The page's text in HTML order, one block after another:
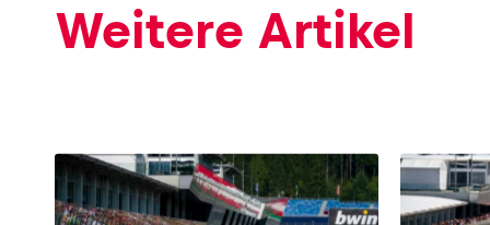
Weitere Artikel